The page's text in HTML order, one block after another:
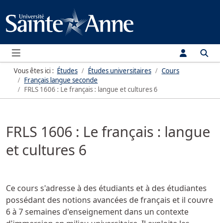
Menu
Vous êtes ici : Études Études universitaires
Cours
Français langue seconde
FRLS 1606 : Le français : langue et cultures 6
FRLS 1606 : Le français : langue
et cultures 6
Ce cours s'adresse à des étudiants et à des étudiantes
possédant des notions avancées de français et il couvre
6 à 7 semaines d'enseignement dans un contexte